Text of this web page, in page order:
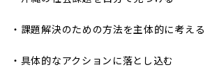
・課題解決のための方法を主体的に考える
・具体的なアクションに落とし込む